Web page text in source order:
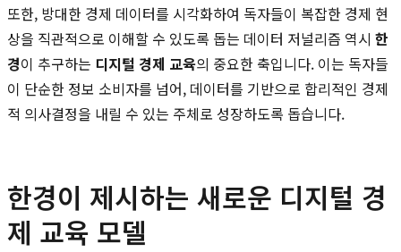
또한, 방대한 경제 데이터를 시각화하여 독자들이 복잡한 경제 현
상을 직관적으로 이해할 수 있도록 돕는 데이터 저널리즘 역시 한
경이 추구하는 디지털 경제 교육의 중요한 축입니다. 이는 독자들
이 단순한 정보 소비자를 넘어, 데이터를 기반으로 합리적인 경제
적 의사결정을 내릴 수 있는 주체로 성장하도록 돕습니다.
한경이 제시하는 새로운 디지털 경
제 교육 모델